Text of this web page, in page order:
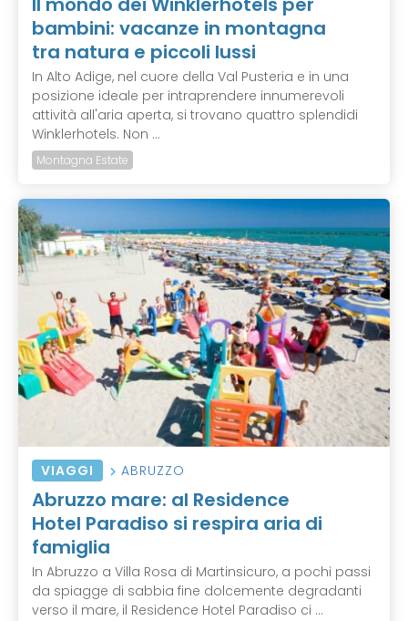
bambini: vacanze in montagna
tra natura e piccoli lussi
In Alto Adige, nel cuore della Val Pusteria e in una
posizione ideale per intraprendere innumerevoli
attività all'aria aperta, si trovano quattro splendidi
Winklerhotels. Non ...
Montagna Estate
VIAGGI ABRUZZO
Abruzzo mare: al Residence
Hotel Paradiso si respira aria di
famiglia
In Abruzzo a Villa Rosa di Martinsicuro, a pochi passi
da spiagge di sabbia fine dolcemente degradanti
verso il mare, il Residence Hotel Paradiso ci ...